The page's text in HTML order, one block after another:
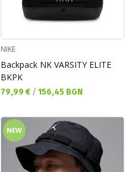
NIKE
Backpack NK VARSITY ELITE
BKPK
Текуща цена:
79,99 € / 156,45 BGN
NEW